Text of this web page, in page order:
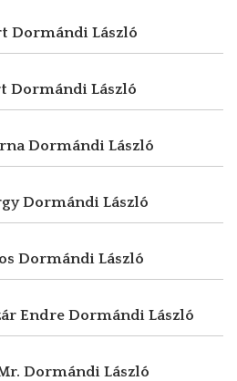
Dormándi László
Dormándi László
Dormándi László
Dormándi László
Dormándi László
Endre Dormándi László
Dormándi László